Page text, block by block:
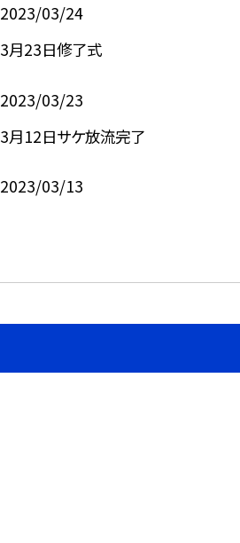
2023/03/24
3月23日修了式
2023/03/23
3月12日サケ放流完了
2023/03/13